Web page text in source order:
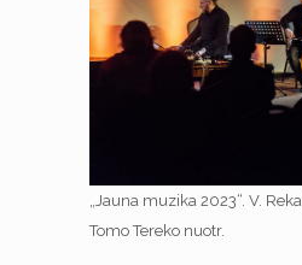
„Jauna muzika 2023“. V.
Tomo Tereko nuotr.